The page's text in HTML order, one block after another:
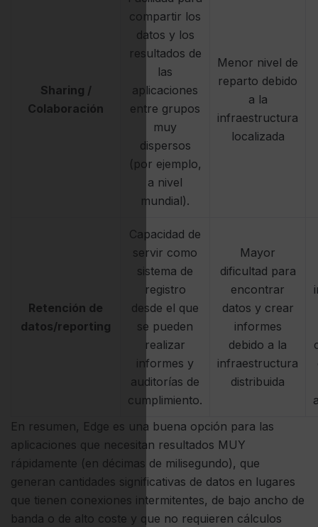
Sharing /
Colaboración
compartir los
datos y los
resultados de
las
aplicaciones
entre grupos
muy
dispersos
(por ejemplo,
a nivel
mundial).
Menor nivel de
reparto debido
a la
infraestructura
localizada
Retención de
datos/reporting
Capacidad de
servir como
sistema de
registro
desde el que
se pueden
realizar
informes y
auditorías de
cumplimiento.
Mayor
dificultad para
encontrar
datos y crear
informes
debido a la
infraestructura
distribuida
En resumen, Edge es una buena opción para las
aplicaciones que necesitan resultados MUY
rápidamente (en décimas de milisegundo), que
generan cantidades significativas de datos en lugares
que tienen conexiones intermitentes, de bajo ancho de
banda o de alto coste y que no requieren cálculos